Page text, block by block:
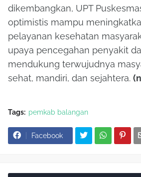
dikembangkan, UPT
optimistis mampu
pelayanan kesehatan
upaya pencegahan penyakit
mendukung terwujudnya
sehat, mandiri, dan sejahtera.
Tags: pemkab balangan
Facebook